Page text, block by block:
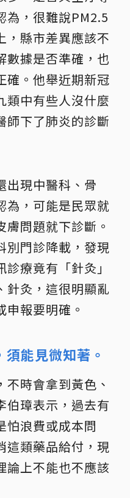
為，很難說PM2.5
，縣市差異應該不
數據是否準確，也
確。他舉近期新冠
類中有些人沒什麼
師下了肺炎的診斷
出現中醫科、骨
為，可能是民眾就
問題就下診斷。
別門診降載，發現
療竟有「針灸」
針灸，這很明顯亂
報要明確。
能見微知著。
時會拿到黃色、
伯璋表示，過去有
怕浪費或成本問
這類藥品給付，現
論上不能也不應該